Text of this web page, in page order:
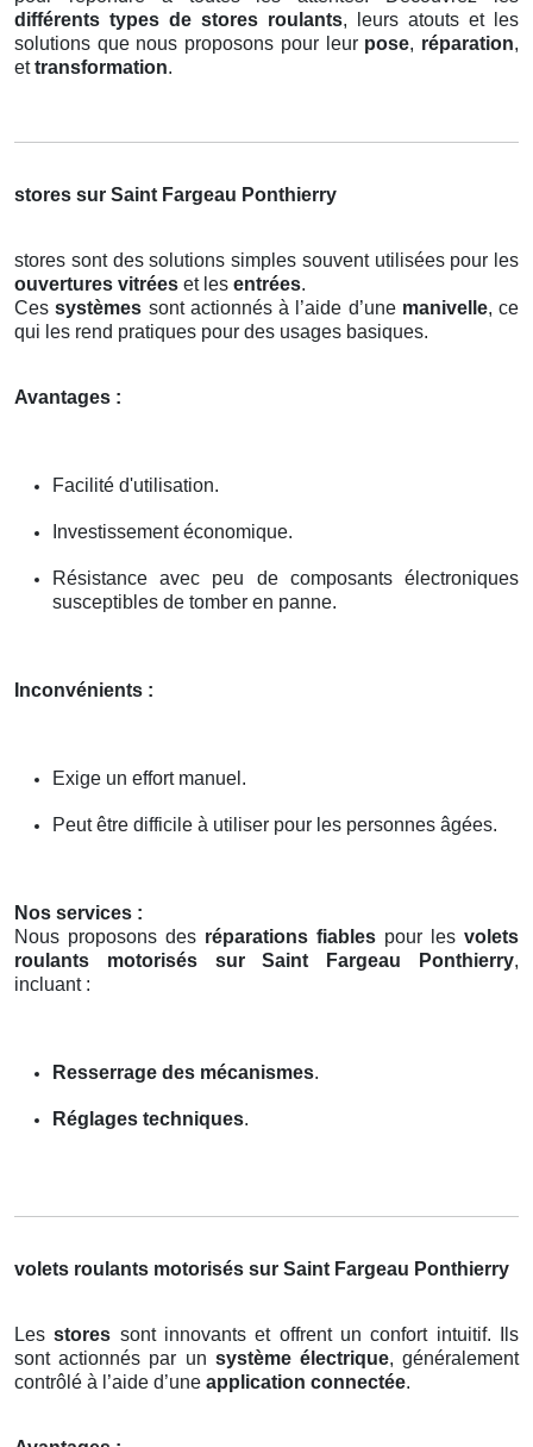
différents types de stores roulants, leurs atouts et les
solutions que nous proposons pour leur pose, réparation,
ettransformation.
stores sur Saint Fargeau Ponthierry
stores sont des solutions simples souvent utilisées pour les
ouvertures vitrées et les entrées.
Cessystèmes sont actionnés à l’aide d’une manivelle, ce
qui les rend pratiques pour des usages basiques.
Avantages :
Facilité d'utilisation.
Investissement économique.
Résistance avec peu de composants électroniques
susceptibles de tomber en panne.
Inconvénients :
Exige un effort manuel.
Peut être difficile à utiliser pour les personnes âgées.
Nos services :
Nous proposons des réparations fiables pour les volets
roulants motorisés sur Saint Fargeau Ponthierry,
incluant :
Resserrage des mécanismes.
Réglages techniques.
volets roulants motorisés sur Saint Fargeau Ponthierry
Lesstores sont innovants et offrent un confort intuitif. Ils
sont actionnés par un système électrique, généralement
contrôlé à l’aide d’une application connectée.